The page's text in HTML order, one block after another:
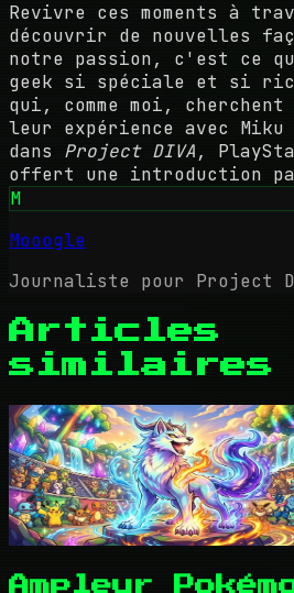
Revivre ces moments à
découvrir de nouvelles
notre passion, c'est ce
geek si spéciale et si
qui, comme moi,
leur expérience avec
dans Project DIVA,
offert une introduction
M
Mooogle
Journaliste pour Project
Articles
similaires
Ampleur